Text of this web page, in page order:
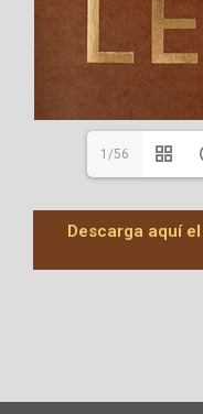
1/56
Descarga aquí